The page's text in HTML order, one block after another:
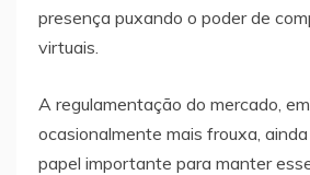
presença puxando o poder de
virtuais.
A regulamentação do mercado,
ocasionalmente mais frouxa,
papel importante para manter